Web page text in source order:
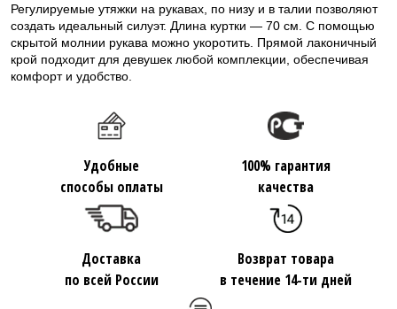
Регулируемые утяжки на рукавах, по низу и в талии позволяют
создать идеальный силуэт. Длина куртки — 70 см. С помощью
скрытой молнии рукава можно укоротить. Прямой лаконичный
крой подходит для девушек любой комплекции, обеспечивая
комфорт и удобство.
Удобные
способы оплаты
100% гарантия
качества
Доставка
по всей России
Возврат товара
в течение 14-ти дней